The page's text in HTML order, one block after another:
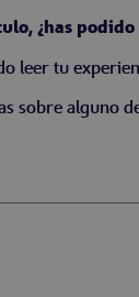
¿has
leer tu
sobre alguno